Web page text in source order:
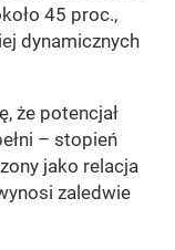
45 proc.,
dynamicznych
że potencjał
– stopień
jako relacja
zaledwie